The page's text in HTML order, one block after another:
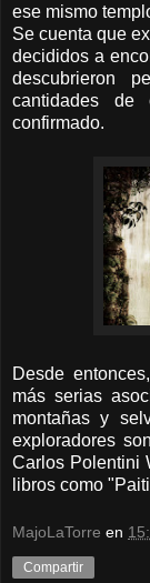
ese mismo
Se cuenta que
decididos a
descubrieron
cantidades
confirmado.
Desde
más serias
montañas y
exploradores
Carlos Polentini
libros como
MajoLaTorre en
Compartir